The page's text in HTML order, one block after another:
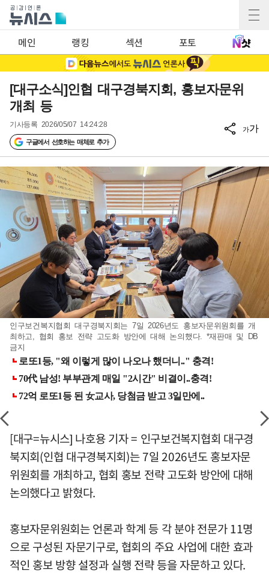
메인 랭킹 섹션 포토
[대구소식]인협 대구경북지회, 홍보자문위
개최 등
기사등록 2026/05/07 14:24:28
구글에서 선호하는 매체로 추가
가가
인구보건복지협회 대구경북지회는 7일 2026년도 홍보자문위원회를 개
최하고, 협회 홍보 전략 고도화 방안에 대해 논의했다. *재판매 및 DB
금지
[대구=뉴시스] 나호용 기자 = 인구보건복지협회 대구경
북지회(인협 대구경북지회)는 7일 2026년도 홍보자문
위원회를 개최하고, 협회 홍보 전략 고도화 방안에 대해
논의했다고 밝혔다.
홍보자문위원회는 언론과 학계 등 각 분야 전문가 11명
으로 구성된 자문기구로, 협회의 주요 사업에 대한 효과
적인 홍보 방향 설정과 실행 전략 등을 자문하고 있다.